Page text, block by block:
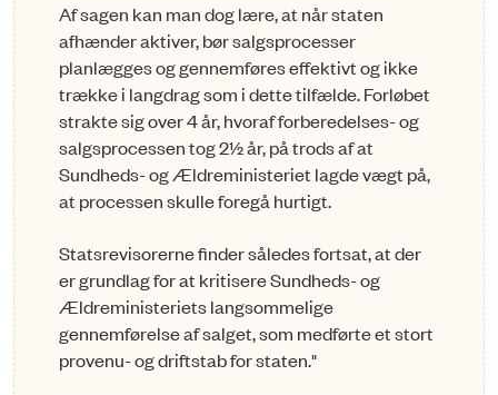
Af sagen kan man dog lære, at når staten
afhænder aktiver, bør salgsprocesser
planlægges og gennemføres effektivt og ikke
trække i langdrag som i dette tilfælde. Forløbet
strakte sig over 4 år, hvoraf forberedelses- og
salgsprocessen tog 2½ år, på trods af at
Sundheds- og Ældreministeriet lagde vægt på,
at processen skulle foregå hurtigt.
Statsrevisorerne finder således fortsat, at der
er grundlag for at kritisere Sundheds- og
Ældreministeriets langsommelige
gennemførelse af salget, som medførte et stort
provenu- og driftstab for staten."